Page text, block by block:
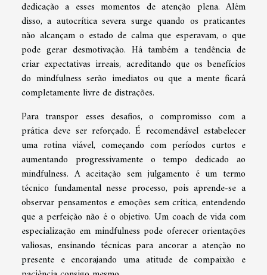
dedicação a esses momentos de atenção plena. Além
disso, a autocrítica severa surge quando os praticantes
não alcançam o estado de calma que esperavam, o que
pode gerar desmotivação. Há também a tendência de
criar expectativas irreais, acreditando que os benefícios
do mindfulness serão imediatos ou que a mente ficará
completamente livre de distrações.
Para transpor esses desafios, o compromisso com a
prática deve ser reforçado. É recomendável estabelecer
uma rotina viável, começando com períodos curtos e
aumentando progressivamente o tempo dedicado ao
mindfulness. A aceitação sem julgamento é um termo
técnico fundamental nesse processo, pois aprende-se a
observar pensamentos e emoções sem crítica, entendendo
que a perfeição não é o objetivo. Um coach de vida com
especialização em mindfulness pode oferecer orientações
valiosas, ensinando técnicas para ancorar a atenção no
presente e encorajando uma atitude de compaixão e